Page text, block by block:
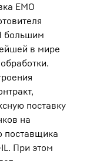
EMO
большим
в мире
поставку
на
поставщика
При этом